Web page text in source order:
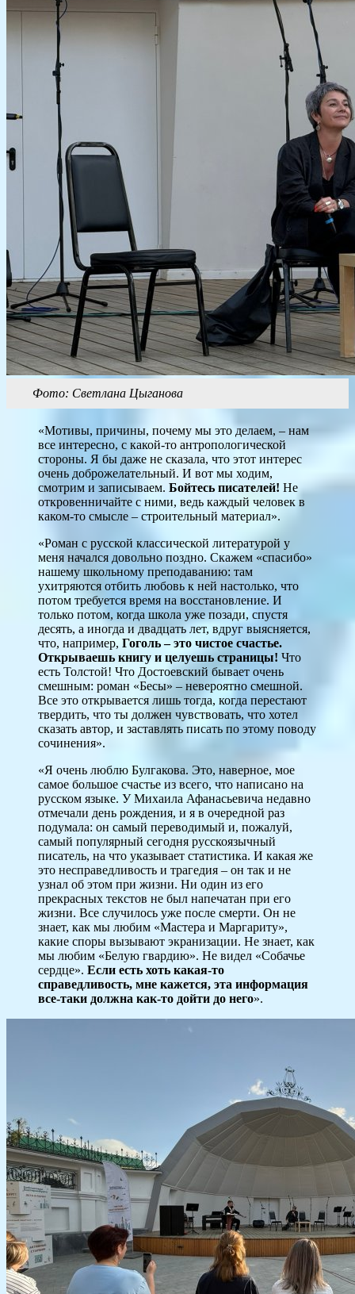
Фото: Светлана Цыганова
«Мотивы, причины, почему мы это делаем, – нам
все интересно, с какой-то антропологической
стороны. Я бы даже не сказала, что этот интерес
очень доброжелательный. И вот мы ходим,
смотрим и записываем. Бойтесь писателей! Не
откровенничайте с ними, ведь каждый человек в
каком-то смысле – строительный материал».
«Роман с русской классической литературой у
меня начался довольно поздно. Скажем «спасибо»
нашему школьному преподаванию: там
ухитряются отбить любовь к ней настолько, что
потом требуется время на восстановление. И
только потом, когда школа уже позади, спустя
десять, а иногда и двадцать лет, вдруг выясняется,
что, например, Гоголь – это чистое счастье.
Открываешь книгу и целуешь страницы! Что
есть Толстой! Что Достоевский бывает очень
смешным: роман «Бесы» – невероятно смешной.
Все это открывается лишь тогда, когда перестают
твердить, что ты должен чувствовать, что хотел
сказать автор, и заставлять писать по этому поводу
сочинения».
«Я очень люблю Булгакова. Это, наверное, мое
самое большое счастье из всего, что написано на
русском языке. У Михаила Афанасьевича недавно
отмечали день рождения, и я в очередной раз
подумала: он самый переводимый и, пожалуй,
самый популярный сегодня русскоязычный
писатель, на что указывает статистика. И какая же
это несправедливость и трагедия – он так и не
узнал об этом при жизни. Ни один из его
прекрасных текстов не был напечатан при его
жизни. Все случилось уже после смерти. Он не
знает, как мы любим «Мастера и Маргариту»,
какие споры вызывают экранизации. Не знает, как
мы любим «Белую гвардию». Не видел «Собачье
сердце». Если есть хоть какая-то
справедливость, мне кажется, эта информация
все-таки должна как-то дойти до него».